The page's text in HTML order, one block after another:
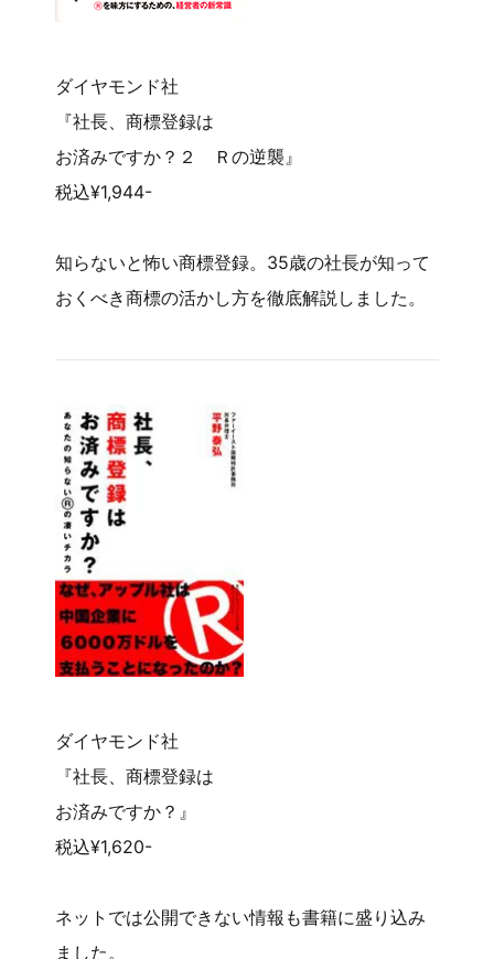
ダイヤモンド社
『社長、商標登録は
お済みですか？２ Ｒの逆襲』
税込¥1,944-
知らないと怖い商標登録。35歳の社長が知って
おくべき商標の活かし方を徹底解説しました。
ダイヤモンド社
『社長、商標登録は
お済みですか？』
税込¥1,620-
ネットでは公開できない情報も書籍に盛り込み
ました。